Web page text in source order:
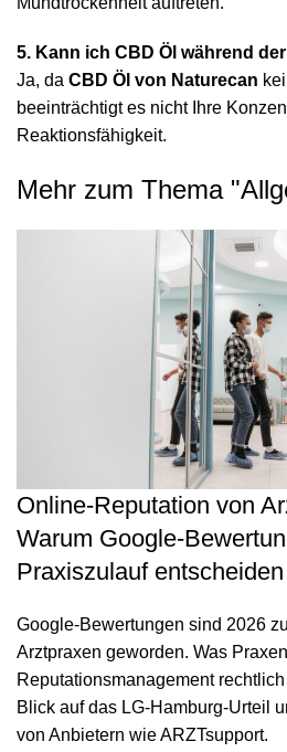
5. Kann ich CBD Öl während
Ja, da CBD Öl von Naturecan
beeinträchtigt es nicht Ihre
Reaktionsfähigkeit.
Mehr zum Thema "
Online-Reputation von
Warum Google-
Praxiszulauf entscheiden
Google-Bewertungen sind 2026
Arztpraxen geworden. Was
Reputationsmanagement
Blick auf das LG-Hamburg-Urteil
von Anbietern wie ARZTsupport.